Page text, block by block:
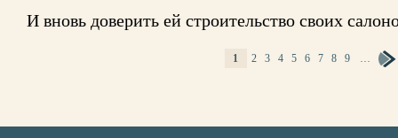
И вновь доверить ей строительство своих
1 2 3 4 5 6 7 8 9 …